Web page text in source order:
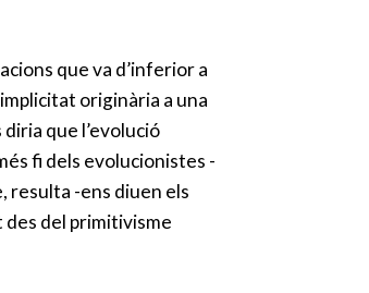
que va d’inferior a
originària a una
que l’evolució
fi dels evolucionistes -
resulta -ens diuen els
del primitivisme